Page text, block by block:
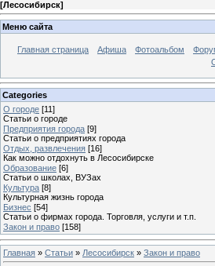
[Лесосибирск]
Меню сайта
Главная страница Афиша Фотоальбом
Categories
О городе [11]
Статьи о городе
Предприятия города [9]
Статьи о предприятиях города
Отдых, развлечения [16]
Как можно отдохнуть в Лесосибирске
Образование [6]
Статьи о школах, ВУЗах
Культура [8]
Культурная жизнь города
Бизнес [54]
Статьи о фирмах города. Торговля, услуги и т.п.
Закон и право [158]
Главная » Статьи » Лесосибирск » Закон и право